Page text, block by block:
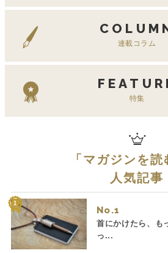
連載コラム
特集
「 マガジンを読
人気記事
No.
首にかけたら、も
っ...